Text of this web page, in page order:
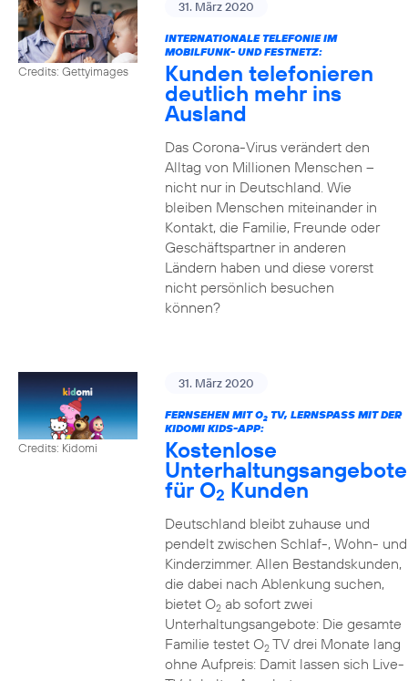
Credits: Gettyimages
31. März 2020
INTERNATIONALE TELEFONIE IM
MOBILFUNK- UND FESTNETZ:
Kunden telefonieren
deutlich mehr ins
Ausland
Das Corona-Virus verändert den
Alltag von Millionen Menschen –
nicht nur in Deutschland. Wie
bleiben Menschen miteinander in
Kontakt, die Familie, Freunde oder
Geschäftspartner in anderen
Ländern haben und diese vorerst
nicht persönlich besuchen
können?
Credits: Kidomi
31. März 2020
FERNSEHEN MIT O2TV, LERNSPASS MIT DER K
IDOMI KIDS-APP:
Kostenlose
Unterhaltungsangebote
für O2 Kunden
Deutschland bleibt zuhause und
pendelt zwischen Schlaf-, Wohn- und
Kinderzimmer. Allen Bestandskunden,
die dabei nach Ablenkung suchen,
bietet O2ab sofort zwei
Unterhaltungsangebote: Die gesamte
Familie testet O2TV drei Monate lang
ohne Aufpreis: Damit lassen sich Live-